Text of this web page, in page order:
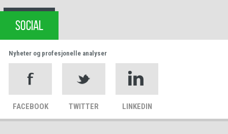
SOCIAL
Nyheter og profesjonelle analyser
FACEBOOK TWITTER LINKEDIN